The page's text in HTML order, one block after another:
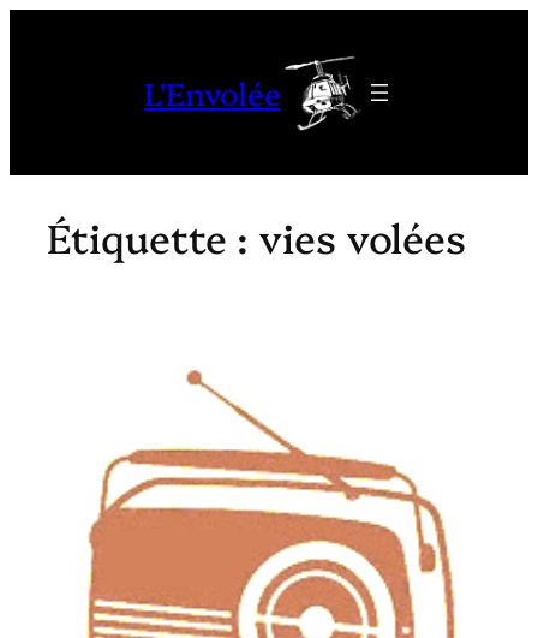
L'Envolée
Étiquette :vies volées